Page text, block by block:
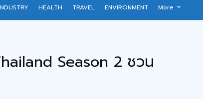
HEALTH TRAVEL ENVIRONMENT More
Season 2 ชวน